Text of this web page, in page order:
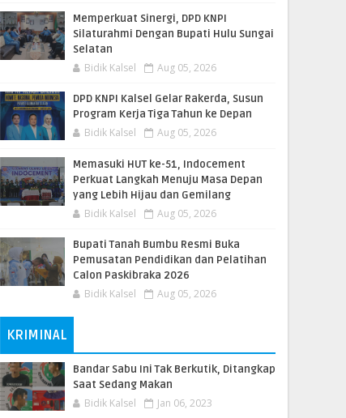
Memperkuat Sinergi, DPD KNPI
Silaturahmi Dengan Bupati Hulu Sungai
Selatan
Bidik Kalsel Aug 05, 2026
DPD KNPI Kalsel Gelar Rakerda, Susun
Program Kerja Tiga Tahun ke Depan
Bidik Kalsel Aug 05, 2026
Memasuki HUT ke-51, Indocement
Perkuat Langkah Menuju Masa Depan
yang Lebih Hijau dan Gemilang
Bidik Kalsel Aug 05, 2026
Bupati Tanah Bumbu Resmi Buka
Pemusatan Pendidikan dan Pelatihan
Calon Paskibraka 2026
Bidik Kalsel Aug 05, 2026
KRIMINAL
Bandar Sabu Ini Tak Berkutik, Ditangkap
Saat Sedang Makan
Bidik Kalsel Jan 06, 2023